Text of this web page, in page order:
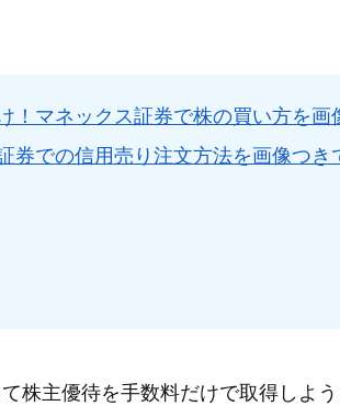
！マネックス証券で株の買い方を画
券での信用売り注文方法を画像つき
株主優待を手数料だけで取得しよ